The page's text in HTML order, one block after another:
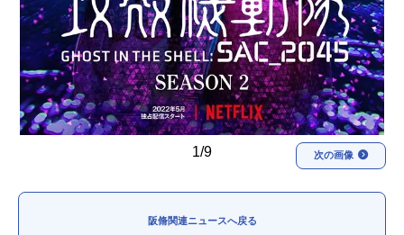
1/9 次の画像
阪脩関連ニュースへ戻る